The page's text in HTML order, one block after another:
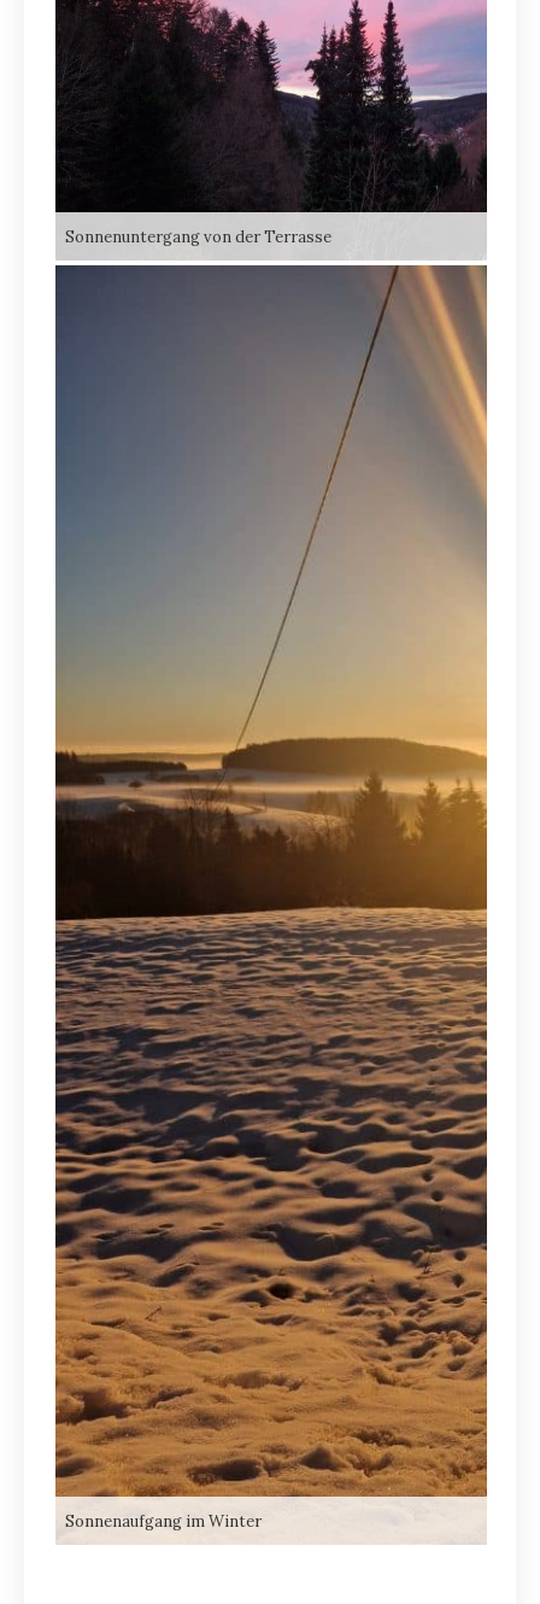
Sonnenuntergang von der Terrasse
Sonnenaufgang im Winter